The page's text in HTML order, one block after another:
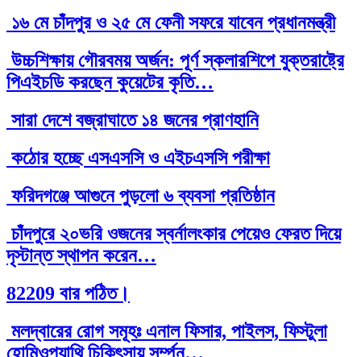
১৬ মে চাঁদপুর ও ২৫ মে ফেনী সফরে যাবেন প্রধানমন্ত্রী
উচ্চশিক্ষায় গৌরবময় অর্জন: পূর্ণ স্কলারশিপে যুক্তরাষ্ট্রে
পিএইচডি করছেন কুয়েটের কৃতি…
সারা দেশে বজ্রাঘাতে ১৪ জনের প্রাণহানি
কঠোর হচ্ছে এসএসসি ও এইচএসসি পরীক্ষা
ফরিদগঞ্জে আগুনে পুড়লো ৬ ব্যবসা প্রতিষ্ঠান
চাঁদপুরে ২০ভরি ওজনের স্বর্নালংকার পেয়েও ফেরত দিয়ে
দৃস্টান্ত স্থাপন করেন…
82209 বার পঠিত।
মলদ্বারের রোগ সমূহঃ এনাল ফিসার, পাইলস, ফিস্টুলা
হোমিওপ্যাথি চিকিৎসায় সর্ম্পূন…